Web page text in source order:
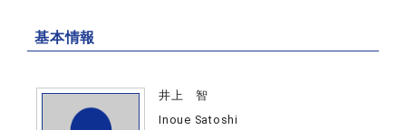
基本情報
井上 智
Inoue Satoshi